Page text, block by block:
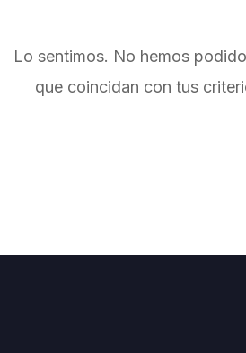
Lo sentimos. No hemos
que coincidan con tus